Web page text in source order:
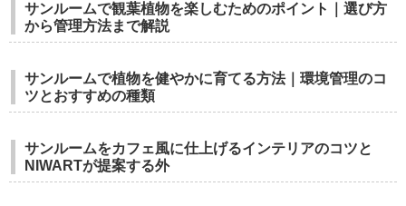
サンルームで観葉植物を楽しむためのポイント｜選び方
から管理方法まで解説
サンルームで植物を健やかに育てる方法｜環境管理のコ
ツとおすすめの種類
サンルームをカフェ風に仕上げるインテリアのコツと
NIWARTが提案する外